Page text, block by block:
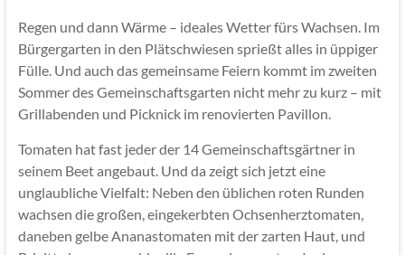
Regen und dann Wärme – ideales Wetter fürs Wachsen. Im
Bürgergarten in den Plätschwiesen sprießt alles in üppiger
Fülle. Und auch das gemeinsame Feiern kommt im zweiten
Sommer des Gemeinschaftsgarten nicht mehr zu kurz – mit
Grillabenden und Picknick im renovierten Pavillon.
Tomaten hat fast jeder der 14 Gemeinschaftsgärtner in
seinem Beet angebaut. Und da zeigt sich jetzt eine
unglaubliche Vielfalt: Neben den üblichen roten Runden
wachsen die großen, eingekerbten Ochsenherztomaten,
daneben gelbe Ananastomaten mit der zarten Haut, und